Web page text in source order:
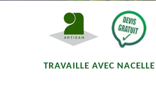
TRAVAILLE AVEC NACELLE